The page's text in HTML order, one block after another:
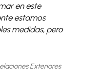
en este
estamos
medidas, pero
Exteriores